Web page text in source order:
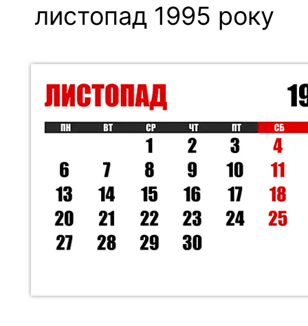
листопад 1995 року